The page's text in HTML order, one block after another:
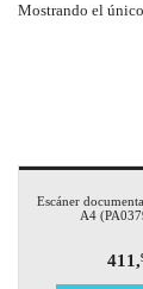
Mostrando el
Escáner
A4
411,